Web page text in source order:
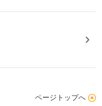
ページトップへ